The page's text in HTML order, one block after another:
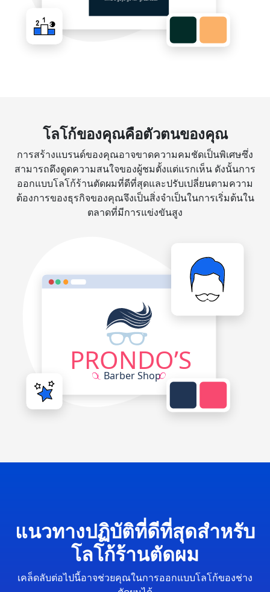
โลโก้ของคุณคือตัวตนของคุณ
การสร้างแบรนด์ของคุณอาจขาดความคมชัดเป็นพิเศษซึ่ง
สามารถดึงดูดความสนใจของผู้ชมตั้งแต่แรกเห็น ดังนั้นการ
ออกแบบโลโก้ร้านตัดผมที่ดีที่สุดและปรับเปลี่ยนตามความ
ต้องการของธุรกิจของคุณจึงเป็นสิ่งจำเป็นในการเริ่มต้นใน
ตลาดที่มีการแข่งขันสูง
แนวทางปฏิบัติที่ดีที่สุดสำหรับ
โลโก้ร้านตัดผม
เคล็ดลับต่อไปนี้อาจช่วยคุณในการออกแบบโลโก้ของช่าง